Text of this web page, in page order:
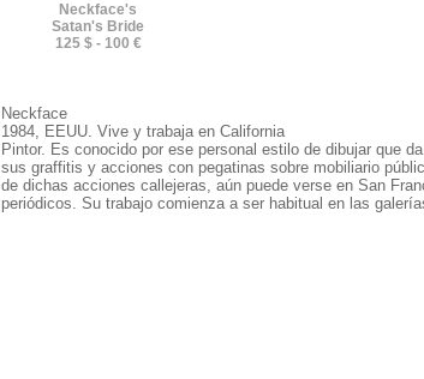
Neckface's
Satan's Bride
125 $ - 100 €
Neckface
1984, EEUU. Vive y trabaja en California
Pintor. Es conocido por ese personal estilo de dibujar que
sus graffitis y acciones con pegatinas sobre mobiliario
de dichas acciones callejeras, aún puede verse en San
periódicos. Su trabajo comienza a ser habitual en las